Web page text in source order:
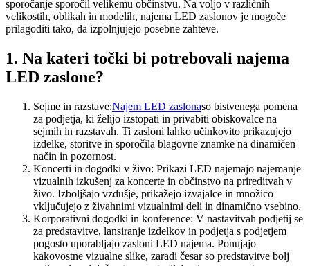
sporočanje sporočil velikemu občinstvu. Na voljo v različnih
velikostih, oblikah in modelih, najema LED zaslonov je mogoče
prilagoditi tako, da izpolnjujejo posebne zahteve.
1. Na kateri točki bi potrebovali najema
LED zaslone?
Sejme in razstave:Najem LED zaslonaso bistvenega pomena
za podjetja, ki želijo izstopati in privabiti obiskovalce na
sejmih in razstavah. Ti zasloni lahko učinkovito prikazujejo
izdelke, storitve in sporočila blagovne znamke na dinamičen
način in pozornost.
Koncerti in dogodki v živo: Prikazi LED najemajo najemanje
vizualnih izkušenj za koncerte in občinstvo na prireditvah v
živo. Izboljšajo vzdušje, prikažejo izvajalce in množico
vključujejo z živahnimi vizualnimi deli in dinamično vsebino.
Korporativni dogodki in konference: V nastavitvah podjetij se
za predstavitve, lansiranje izdelkov in podjetja s podjetjem
pogosto uporabljajo zasloni LED najema. Ponujajo
kakovostne vizualne slike, zaradi česar so predstavitve bolj